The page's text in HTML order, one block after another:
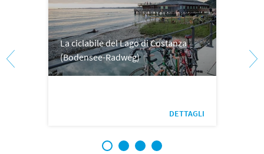
La ciclabile del Lago di Costanza
(Bodensee-Radweg)
DETTAGLI
1 2 3 4